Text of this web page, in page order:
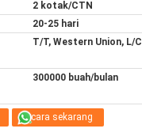
2 kotak/CTN
20-25 hari
T/T, Western Union, L/C
300000 buah/bulan
bicara sekarang